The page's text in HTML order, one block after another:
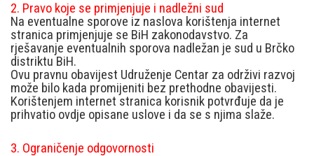
2. Pravo koje se primjenjuje i nadležni sud
Na eventualne sporove iz naslova korištenja internet
stranica primjenjuje se BiH zakonodavstvo. Za
rješavanje eventualnih sporova nadležan je sud u Brčko
distriktu BiH.
Ovu pravnu obavijest Udruženje Centar za održivi razvoj
može bilo kada promijeniti bez prethodne obavijesti.
Korištenjem internet stranica korisnik potvrđuje da je
prihvatio ovdje opisane uslove i da se s njima slaže.
3. Ograničenje odgovornosti